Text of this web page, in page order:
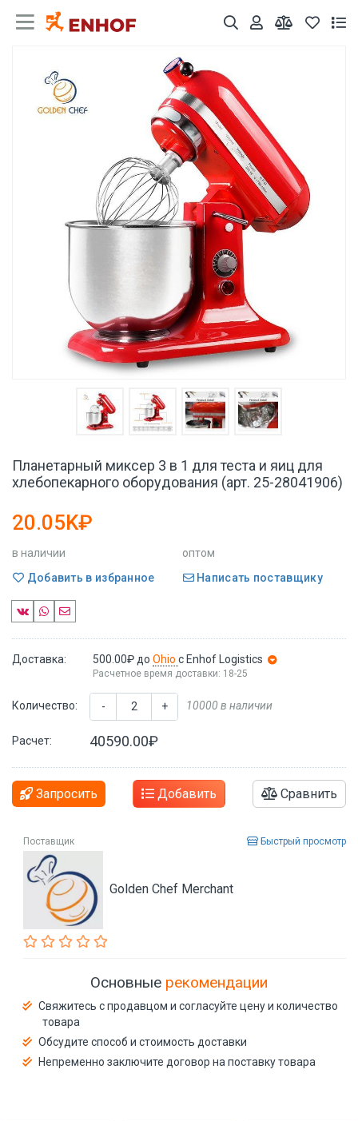
Планетарный миксер 3 в 1 для теста и яиц для
хлебопекарного оборудования (арт. 25-28041906)
20.05K₽
в наличии
оптом
Добавить в избранное
Написать поставщику
Доставка: 500.00₽ до Ohio с Enhof Logistics
Расчетное время доставки: 18-25
Количество: - + 10000 в наличии
Расчет: 40590.00₽
Запросить Добавить Сравнить
Поставщик Быстрый просмотр
Golden Chef Merchant
Основные рекомендации
Свяжитесь с продавцом и согласуйте цену и количество
товара
Обсудите способ и стоимость доставки
Непременно заключите договор на поставку товара